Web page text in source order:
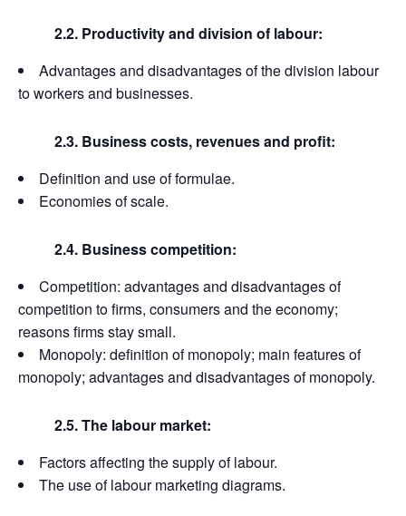
2.2. Productivity and division of labour:
Advantages and disadvantages of the division labour
to workers and businesses.
2.3. Business costs, revenues and profit:
Definition and use of formulae.
Economies of scale.
2.4. Business competition:
Competition: advantages and disadvantages of
competition to firms, consumers and the economy;
reasons firms stay small.
Monopoly: definition of monopoly; main features of
monopoly; advantages and disadvantages of monopoly.
2.5. The labour market:
Factors affecting the supply of labour.
The use of labour marketing diagrams.